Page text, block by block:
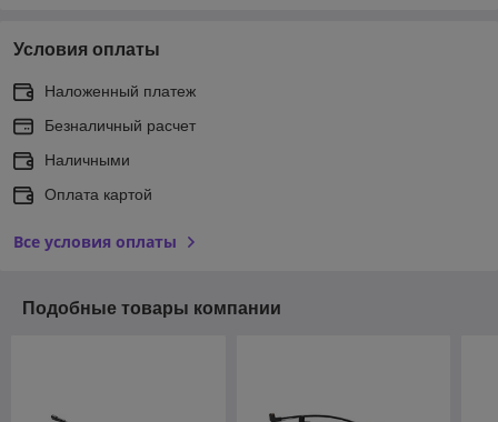
Условия оплаты
Наложенный платеж
Безналичный расчет
Наличными
Оплата картой
Все условия оплаты
Подобные товары компании